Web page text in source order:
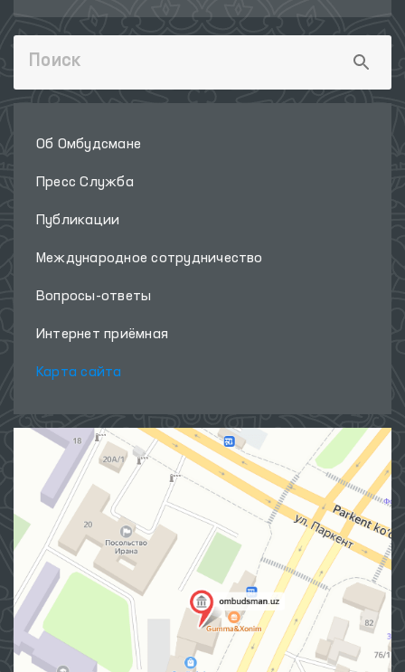
Об Омбудсмане
Пресс Служба
Публикации
Международное сотрудничество
Вопросы-ответы
Интернет приёмная
Карта сайта